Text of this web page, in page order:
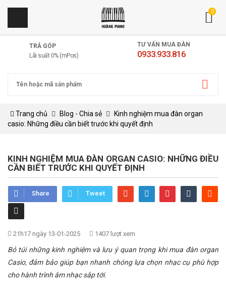
0
TRẢ GÓP
Lãi suất 0% (mPos)
TƯ VẤN MUA ĐÀN
0933.933.816
Trang chủ Blog - Chia sẻ
Kinh nghiệm mua đàn organ
casio: Những điều cần biết trước khi quyết định
KINH NGHIỆM MUA ĐÀN ORGAN CASIO: NHỮNG ĐIỀU
CẦN BIẾT TRƯỚC KHI QUYẾT ĐỊNH
Share Tweet
21h17 ngày 13-01-2025 1407 lượt xem
Bỏ túi những kinh nghiệm và lưu ý quan trọng khi mua đàn organ
Casio, đảm bảo giúp bạn nhanh chóng lựa chọn nhạc cụ phù hợp
cho hành trình âm nhạc sắp tới.